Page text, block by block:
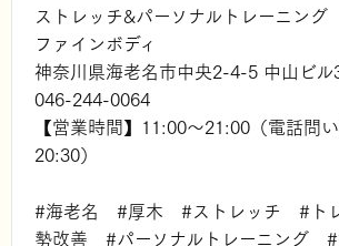
ストレッチ&パーソナルトレーニング
ファインボディ
神奈川県海老名市中央2-4-5 中山ビル
046-244-0064
【営業時間】11:00～21:00（電話問
20:30）
#海老名 #厚木 #ストレッチ #ト
勢改善 #パーソナルトレーニング